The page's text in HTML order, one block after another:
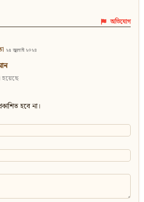
অভিযোগ
২৫ জুলাই ২০২৪
হয়েছে
হবে না।